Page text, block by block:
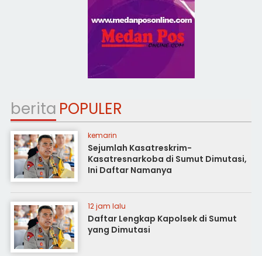
berita POPULER
kemarin
Sejumlah Kasatreskrim-
Kasatresnarkoba di Sumut Dimutasi,
Ini Daftar Namanya
12 jam lalu
Daftar Lengkap Kapolsek di Sumut
yang Dimutasi